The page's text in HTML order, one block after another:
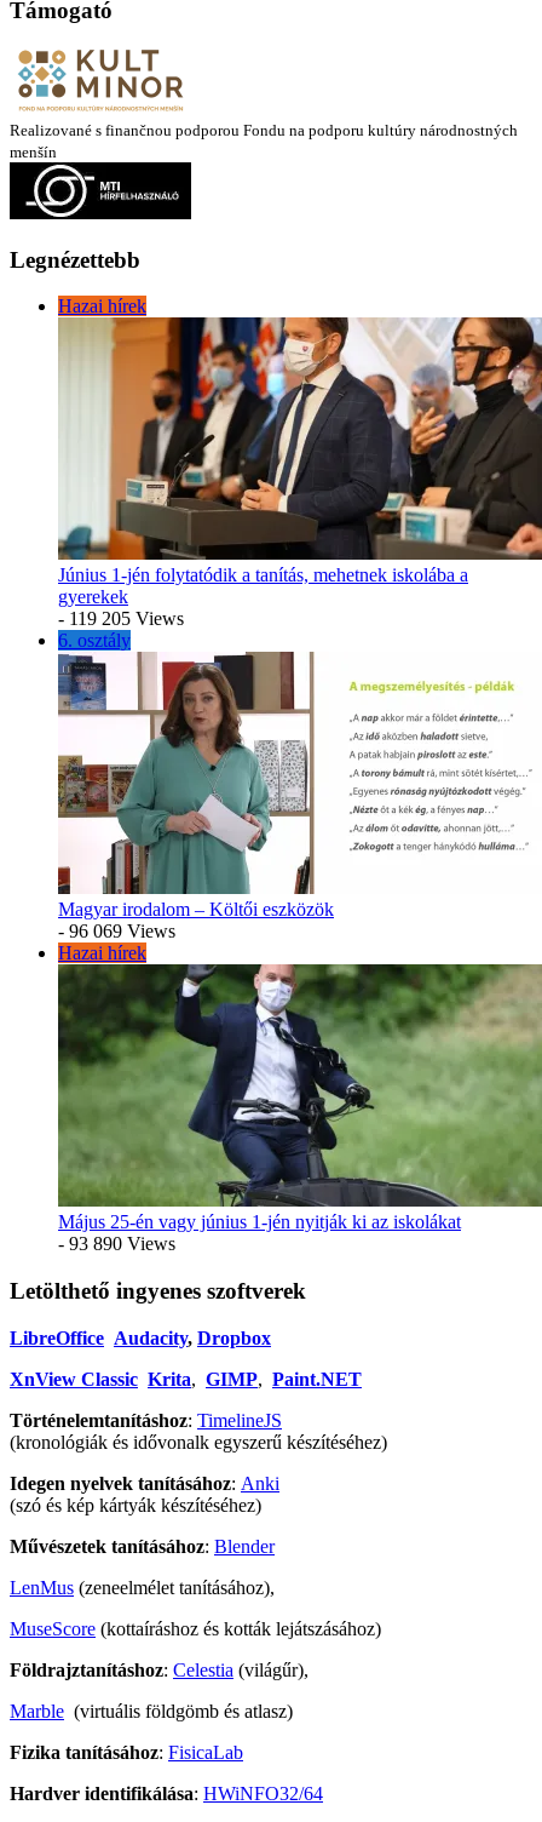
Támogató
Realizované s finančnou podporou Fondu na podporu kultúry národnostných
menšín
Legnézettebb
Hazai hírek
Június 1-jén folytatódik a tanítás, mehetnek iskolába a
gyerekek
- 119 205 Views
6. osztály
Magyar irodalom – Költői eszközök
- 96 069 Views
Hazai hírek
Május 25-én vagy június 1-jén nyitják ki az iskolákat
- 93 890 Views
Letölthető ingyenes szoftverek
LibreOffice Audacity, Dropbox
XnView Classic Krita, GIMP, Paint.NET
Történelemtanításhoz: TimelineJS
(kronológiák és idővonalk egyszerű készítéséhez)
Idegen nyelvek tanításához: Anki
(szó és kép kártyák készítéséhez)
Művészetek tanításához: Blender
LenMus (zeneelmélet tanításához),
MuseScore (kottaíráshoz és kották lejátszásához)
Földrajztanításhoz: Celestia (világűr),
Marble (virtuális földgömb és atlasz)
Fizika tanításához: FisicaLab
Hardver identifikálása: HWiNFO32/64